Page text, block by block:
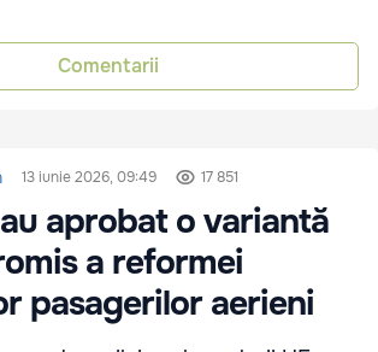
Comentarii
13 iunie 2026, 09:49 17 851
aprobat o variantă
a reformei
pasagerilor aerieni